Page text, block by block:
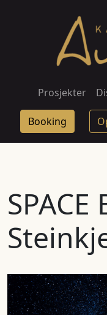
Prosjekter
Booking
SPACE